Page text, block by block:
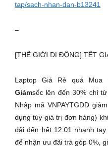
tap/sach-nhan-dan-b13241
–
[THẾ GIỚI DI ĐỘNG] TẾT
Laptop Giá Rẻ quá Mua
Giảmsốc lên đến 30% chỉ
Nhập mã VNPAYTGDD
dụng tùy giá trị đơn hàng)
đãi đến hết 12.01 nhanh
để nhận ưu đãi trả góp 0%,